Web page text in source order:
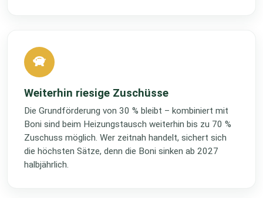
Weiterhin riesige Zuschüsse
Die Grundförderung von 30 % bleibt – kombiniert mit
Boni sind beim Heizungstausch weiterhin bis zu 70 %
Zuschuss möglich. Wer zeitnah handelt, sichert sich
die höchsten Sätze, denn die Boni sinken ab 2027
halbjährlich.